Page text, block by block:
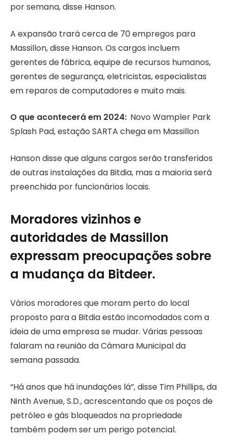
por semana, disse Hanson.
A expansão trará cerca de 70 empregos para
Massillon, disse Hanson. Os cargos incluem
gerentes de fábrica, equipe de recursos humanos,
gerentes de segurança, eletricistas, especialistas
em reparos de computadores e muito mais.
O que acontecerá em 2024: Novo Wampler Park
Splash Pad, estação SARTA chega em Massillon
Hanson disse que alguns cargos serão transferidos
de outras instalações da Bitdia, mas a maioria será
preenchida por funcionários locais.
Moradores vizinhos e
autoridades de Massillon
expressam preocupações sobre
a mudança da Bitdeer.
Vários moradores que moram perto do local
proposto para a Bitdia estão incomodados com a
ideia de uma empresa se mudar. Várias pessoas
falaram na reunião da Câmara Municipal da
semana passada.
“Há anos que há inundações lá”, disse Tim Phillips, da
Ninth Avenue, S.D., acrescentando que os poços de
petróleo e gás bloqueados na propriedade
também podem ser um perigo potencial.